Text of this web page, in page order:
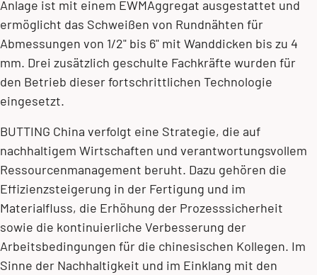
Anlage ist mit einem EWMAggregat ausgestattet und
ermöglicht das Schweißen von Rundnähten für
Abmessungen von 1/2" bis 6" mit Wanddicken bis zu 4
mm. Drei zusätzlich geschulte Fachkräfte wurden für
den Betrieb dieser fortschrittlichen Technologie
eingesetzt.
BUTTING China verfolgt eine Strategie, die auf
nachhaltigem Wirtschaften und verantwortungsvollem
Ressourcenmanagement beruht. Dazu gehören die
Effizienzsteigerung in der Fertigung und im
Materialfluss, die Erhöhung der Prozesssicherheit
sowie die kontinuierliche Verbesserung der
Arbeitsbedingungen für die chinesischen Kollegen. Im
Sinne der Nachhaltigkeit und im Einklang mit den